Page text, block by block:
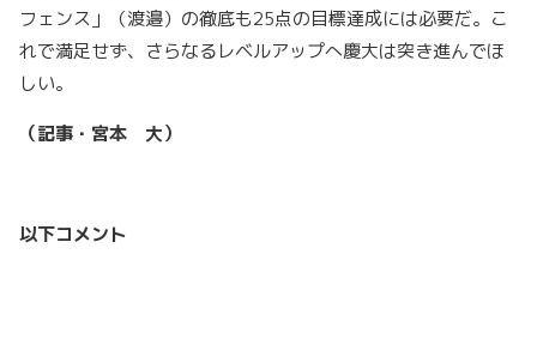
フェンス」（渡邉）の徹底も25点の目標達成には必要だ。こ
れで満足せず、さらなるレベルアップへ慶大は突き進んでほ
しい。
（記事・宮本 大）
以下コメント